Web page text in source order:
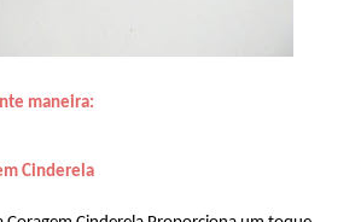
maneira:
Cinderela